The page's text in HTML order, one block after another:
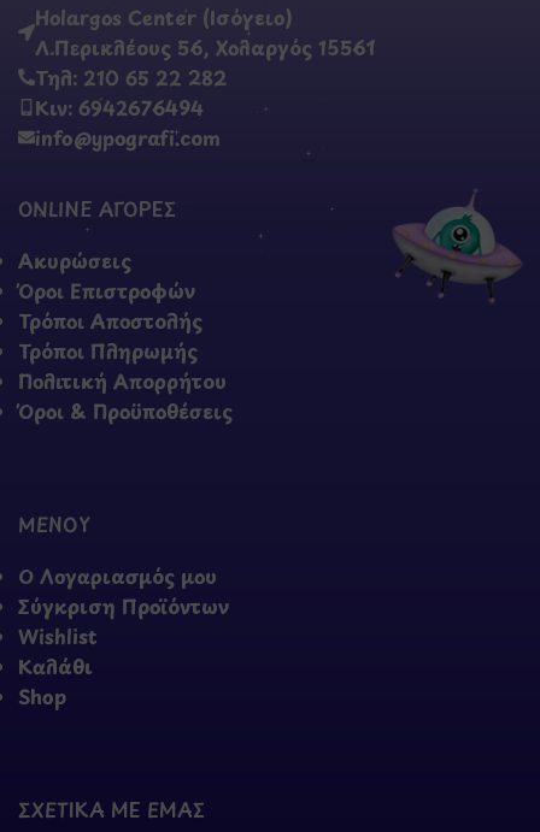
Holargos Center (Ισόγειο)
Λ.Περικλέους 56, Χολαργός 15561
Τηλ: 210 65 22 282
Κιν: 6942676494
info@ypografi.com
ONLINE ΑΓΟΡΕΣ
Ακυρώσεις
Όροι Επιστροφών
Τρόποι Αποστολής
Τρόποι Πληρωμής
Πολιτική Απορρήτου
Όροι & Προϋποθέσεις
ΜΕΝΟΥ
Ο Λογαριασμός μου
Σύγκριση Προϊόντων
Wishlist
Καλάθι
Shop
ΣΧΕΤΙΚΑ ΜΕ ΕΜΑΣ